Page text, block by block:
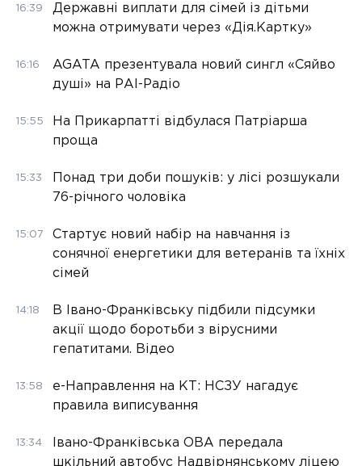
16:39
Державні виплати для сімей із дітьми
можна отримувати через «Дія.Картку»
16:16
AGATA презентувала новий сингл «Сяйво
душі» на РАІ-Радіо
15:55
На Прикарпатті відбулася Патріарша
проща
15:33
Понад три доби пошуків: у лісі розшукали
76-річного чоловіка
15:07
Стартує новий набір на навчання із
сонячної енергетики для ветеранів та їхніх
сімей
14:18
В Івано-Франківську підбили підсумки
акції щодо боротьби з вірусними
гепатитами. Відео
13:58
е-Направлення на КТ: НСЗУ нагадує
правила виписування
13:34
Івано-Франківська ОВА передала
шкільний автобус Надвірнянському ліцею